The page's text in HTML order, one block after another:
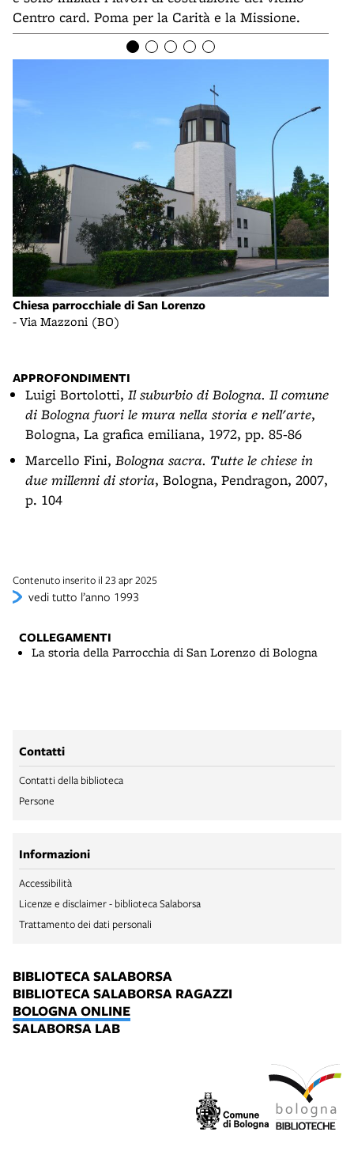
Centro card. Poma per la Carità e la Missione.
Chiesa parrocchiale di San Lorenzo
- Via Mazzoni (BO)
APPROFONDIMENTI
Luigi Bortolotti, Il suburbio di Bologna. Il comune
di Bologna fuori le mura nella storia e nell'arte,
Bologna, La grafica emiliana, 1972, pp. 85-86
Marcello Fini, Bologna sacra. Tutte le chiese in
due millenni di storia, Bologna, Pendragon, 2007,
p. 104
Contenuto inserito il 23 apr 2025
vedi tutto l’anno 1993
COLLEGAMENTI
La storia della Parrocchia di San Lorenzo di Bologna
Contatti
Contatti della biblioteca
Persone
Informazioni
Accessibilità
Licenze e disclaimer - biblioteca Salaborsa
Trattamento dei dati personali
BIBLIOTECA SALABORSA
BIBLIOTECA SALABORSA RAGAZZI
BOLOGNA ONLINE
SALABORSA LAB